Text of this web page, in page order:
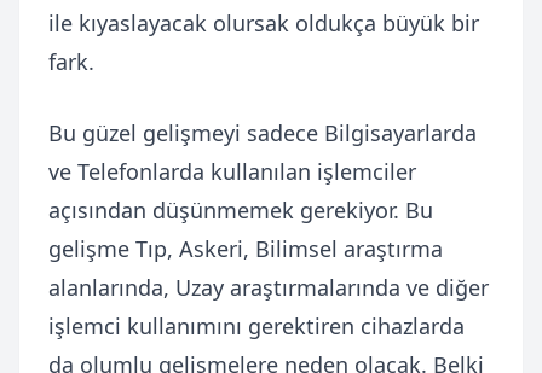
ile kıyaslayacak olursak oldukça büyük bir
fark.
Bu güzel gelişmeyi sadece Bilgisayarlarda
ve Telefonlarda kullanılan işlemciler
açısından düşünmemek gerekiyor. Bu
gelişme Tıp, Askeri, Bilimsel araştırma
alanlarında, Uzay araştırmalarında ve diğer
işlemci kullanımını gerektiren cihazlarda
da olumlu gelişmelere neden olacak. Belki